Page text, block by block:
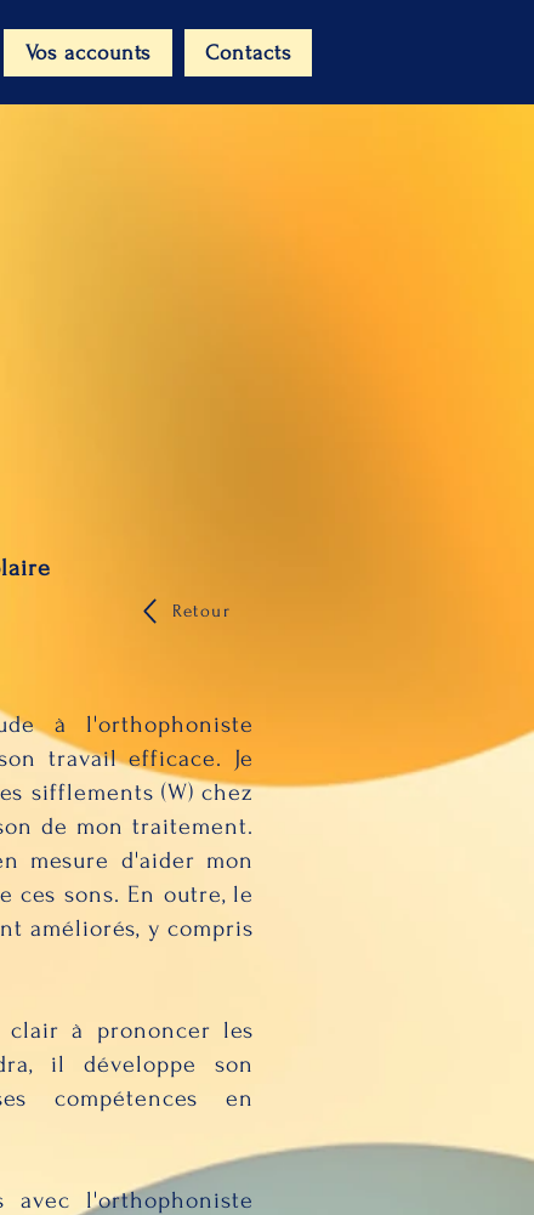
Vos accounts Contacts
à l'orthophoniste
travail efficace. Je
sifflements (W) chez
de mon traitement.
mesure d'aider mon
sons. En outre, le
améliorés, y compris
à prononcer les
il développe son
compétences en
avec l'orthophoniste
Retour